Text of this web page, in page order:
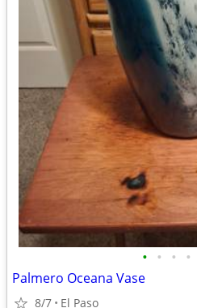
• • • •
Palmero Oceana Vase
8/7 El Paso